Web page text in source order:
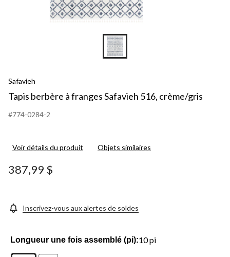
Safavieh
Tapis berbère à franges Safavieh 516, crème/gris
#774-0284-2
Voir détails du produit Objets similaires
387,99 $
Inscrivez-vous aux alertes de soldes
Longueur une fois assemblé (pi):10 pi